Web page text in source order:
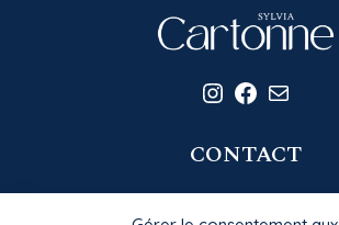
Instagram
Facebook
E-mail
CONTACT